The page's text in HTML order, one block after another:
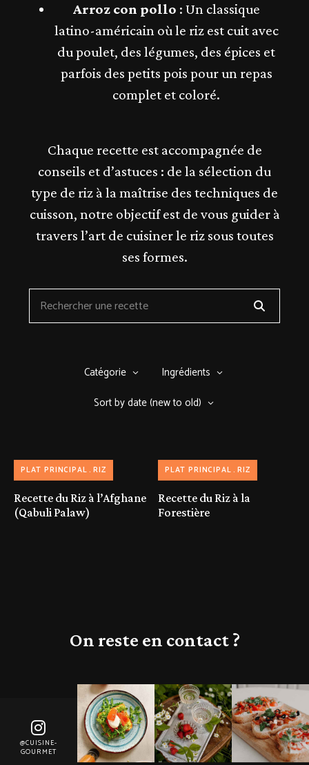
Arroz con pollo : Un classique
latino-américain où le riz est cuit avec
du poulet, des légumes, des épices et
parfois des petits pois pour un repas
complet et coloré.
Chaque recette est accompagnée de
conseils et d’astuces : de la sélection du
type de riz à la maîtrise des techniques de
cuisson, notre objectif est de vous guider à
travers l’art de cuisiner le riz sous toutes
ses formes.
Catégorie
Ingrédients
Sort by date (new to old)
PLAT PRINCIPAL RIZ
Recette du Riz à l’Afghane
(Qabuli Palaw)
PLAT PRINCIPAL RIZ
Recette du Riz à la
Forestière
On reste en contact ?
@CUISINE-
GOURMET